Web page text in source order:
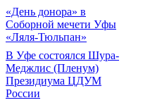
«День донора» в
Соборной мечети Уфы
«Ляля-Тюльпан»
В Уфе состоялся Шура-
Меджлис (Пленум)
Президиума ЦДУМ
России